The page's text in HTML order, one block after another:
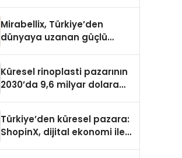
Mirabellix, Türkiye’den
dünyaya uzanan güçlü
Küresel rinoplasti pazarının
2030’da 9,6 milyar dolara
Türkiye’den küresel pazara:
ShopinX, dijital ekonomi ile